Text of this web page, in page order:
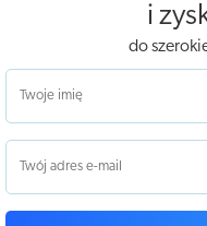
i
do